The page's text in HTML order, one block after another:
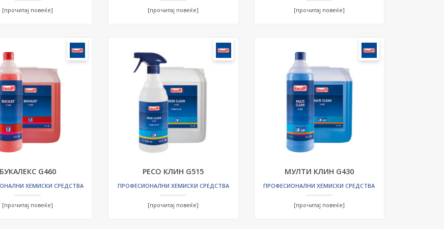
[прочитај повеќе] [прочитај повеќе] [прочитај повеќе]
БУКАЛЕКС G460
ХЕМИСКИ СРЕДСТВА
[прочитај повеќе]
РЕСО КЛИН G515
ПРОФЕСИОНАЛНИ ХЕМИСКИ СРЕДСТВА
[прочитај повеќе]
МУЛТИ КЛИН G430
ПРОФЕСИОНАЛНИ ХЕМИСКИ СРЕДСТВА
[прочитај повеќе]